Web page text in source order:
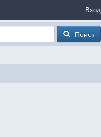
Вход
Поиск